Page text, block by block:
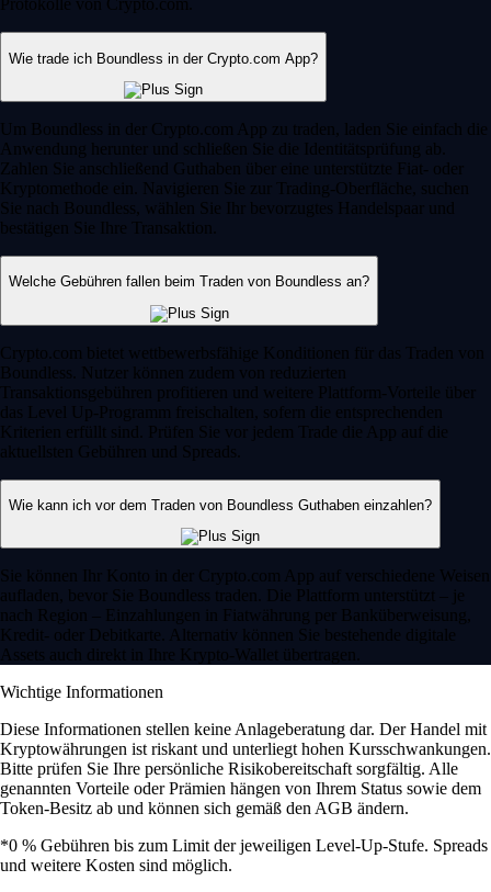
Protokolle von Crypto.com.
Wie trade ich Boundless in der Crypto.com App?
Um Boundless in der Crypto.com App zu traden, laden Sie einfach die
Anwendung herunter und schließen Sie die Identitätsprüfung ab.
Zahlen Sie anschließend Guthaben über eine unterstützte Fiat- oder
Kryptomethode ein. Navigieren Sie zur Trading-Oberfläche, suchen
Sie nach Boundless, wählen Sie Ihr bevorzugtes Handelspaar und
bestätigen Sie Ihre Transaktion.
Welche Gebühren fallen beim Traden von Boundless an?
Crypto.com bietet wettbewerbsfähige Konditionen für das Traden von
Boundless. Nutzer können zudem von reduzierten
Transaktionsgebühren profitieren und weitere Plattform-Vorteile über
das Level Up-Programm freischalten, sofern die entsprechenden
Kriterien erfüllt sind. Prüfen Sie vor jedem Trade die App auf die
aktuellsten Gebühren und Spreads.
Wie kann ich vor dem Traden von Boundless Guthaben einzahlen?
Sie können Ihr Konto in der Crypto.com App auf verschiedene Weisen
aufladen, bevor Sie Boundless traden. Die Plattform unterstützt – je
nach Region – Einzahlungen in Fiatwährung per Banküberweisung,
Kredit- oder Debitkarte. Alternativ können Sie bestehende digitale
Assets auch direkt in Ihre Krypto-Wallet übertragen.
Wichtige Informationen
Diese Informationen stellen keine Anlageberatung dar. Der Handel mit
Kryptowährungen ist riskant und unterliegt hohen Kursschwankungen.
Bitte prüfen Sie Ihre persönliche Risikobereitschaft sorgfältig. Alle
genannten Vorteile oder Prämien hängen von Ihrem Status sowie dem
Token-Besitz ab und können sich gemäß den AGB ändern.
*0 % Gebühren bis zum Limit der jeweiligen Level-Up-Stufe. Spreads
und weitere Kosten sind möglich.